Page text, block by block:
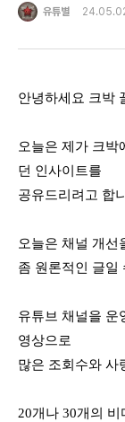
유튜별
안녕하세요 크박
오늘은 제가 크박
던 인사이트를
공유드리려고 합
오늘은 채널 개선
좀 원론적인 글일
유튜브 채널을 운
영상으로
많은 조회수와 사
20개나 30개의